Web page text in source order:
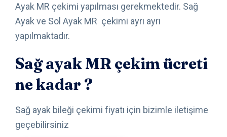
Ayak MR çekimi yapılması gerekmektedir. Sağ
Ayak ve Sol Ayak MR çekimi ayrı ayrı
yapılmaktadır.
Sağ ayak MR çekim ücreti
ne kadar ?
Sağ ayak bileği çekimi fiyatı için bizimle iletişime
geçebilirsiniz